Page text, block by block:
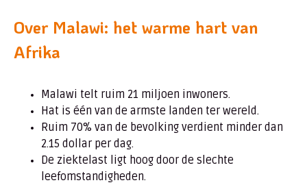
Over Malawi: het warme hart van
Afrika
Malawi telt ruim 21 miljoen inwoners.
Hat is één van de armste landen ter wereld.
Ruim 70% van de bevolking verdient minder dan
2.15 dollar per dag.
De ziektelast ligt hoog door de slechte
leefomstandigheden.